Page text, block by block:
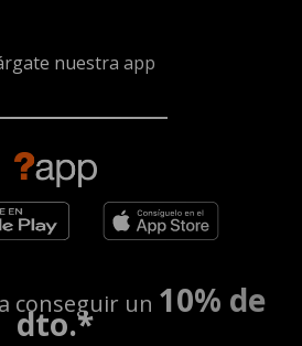
nuestra app
conseguir un 10% de
dto.*